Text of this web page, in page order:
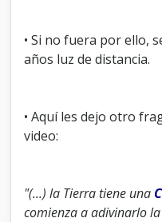
• Si no fuera por ello,
años luz de distancia.
• Aquí les dejo otro
video:
"(...) la Tierra tiene una
comienza a adivinarlo